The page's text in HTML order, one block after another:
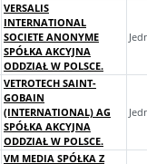
VERSALIS
INTERNATIONAL
SOCIETE ANONYME
SPÓŁKA AKCYJNA
ODDZIAŁ W POLSCE.
VETROTECH SAINT-
GOBAIN
(INTERNATIONAL) AG
SPÓŁKA AKCYJNA
ODDZIAŁ W POLSCE.
VM MEDIA SPÓŁKA Z